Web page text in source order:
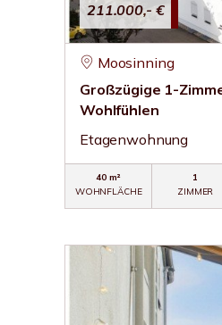
211.000,- €
Moosinning
Großzügige 1-
Wohlfühlen
Etagenwohnung
40 m²
WOHNFLÄCHE
1
ZIMMER